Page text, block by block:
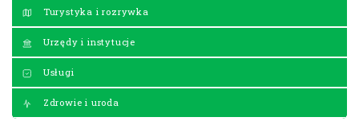
Turystyka i rozrywka
Urzędy i instytucje
Usługi
Zdrowie i uroda